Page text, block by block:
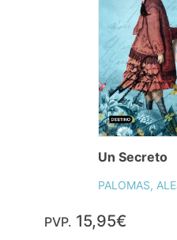
Un Secreto
PALOMAS,
PVP. 15,95€